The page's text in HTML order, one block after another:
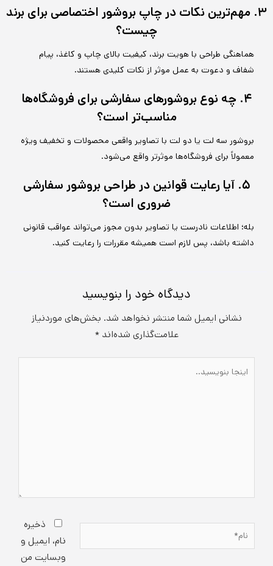
۳. مهم‌ترین نکات در چاپ بروشور اختصاصی برای برند
چیست؟
هماهنگی طراحی با هویت برند، کیفیت بالای چاپ و کاغذ، پیام
شفاف و دعوت به عمل موثر از نکات کلیدی هستند.
۴. چه نوع بروشورهای سفارشی برای فروشگاه‌ها
مناسب‌تر است؟
بروشور سه لت یا دو لت با تصاویر واقعی محصولات و تخفیف ویژه
معمولاً برای فروشگاه‌ها موثرتر واقع می‌شود.
۵. آیا رعایت قوانین در طراحی بروشور سفارشی
ضروری است؟
بله؛ اطلاعات نادرست یا تصاویر بدون مجوز می‌تواند عواقب قانونی
داشته باشد، پس لازم است همیشه مقررات را رعایت کنید.
دیدگاه‌ خود را بنویسید
نشانی ایمیل شما منتشر نخواهد شد. بخش‌های موردنیاز
علامت‌گذاری شده‌اند*
بنویسید..
نام*
ذخیره
نام، ایمیل و
وبسایت من